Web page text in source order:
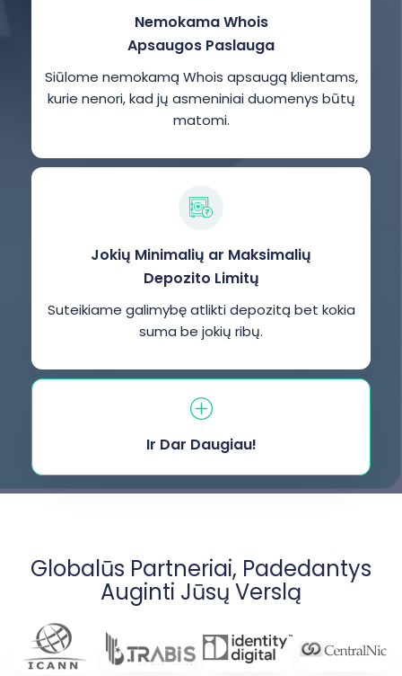
Nemokama Whois
Apsaugos Paslauga
Siūlome nemokamą Whois apsaugą klientams,
kurie nenori, kad jų asmeniniai duomenys būtų
matomi.
Jokių Minimalių ar Maksimalių
Depozito Limitų
Suteikiame galimybę atlikti depozitą bet kokia
suma be jokių ribų.
Ir Dar Daugiau!
Globalūs Partneriai, Padedantys
Auginti Jūsų Verslą